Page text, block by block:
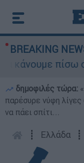
BREAKING
πίσω
δημοφιλές τώρα:
παρέσυρε νύφη
να πάει σπίτι...
┋ Ελλάδα ┋